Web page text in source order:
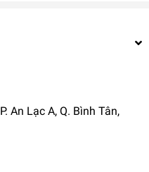
An Lạc A, Q. Bình Tân,